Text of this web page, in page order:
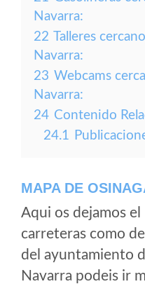
Navarra:
22 Talleres
Navarra:
23 Webcams
Navarra:
24 Contenido
24.1
MAPA DE
Aqui os dejamos
carreteras como
del ayuntamiento
Navarra podeis ir